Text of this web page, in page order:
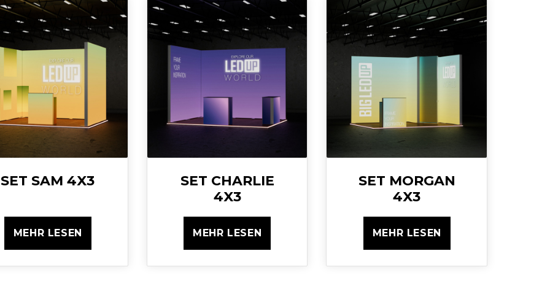
SET SAM 4X3
MEHR LESEN
SET CHARLIE
4X3
MEHR LESEN
SET MORGAN
4X3
MEHR LESEN